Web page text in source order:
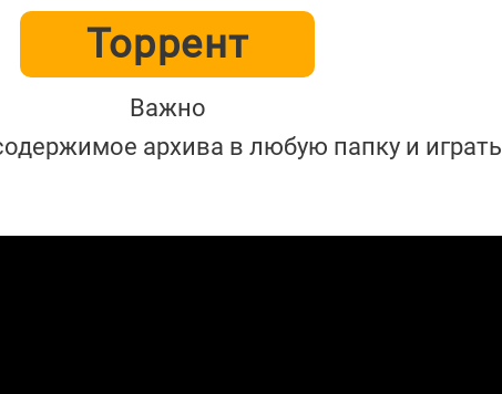
Торрент
Важно
архива в любую папку и играть